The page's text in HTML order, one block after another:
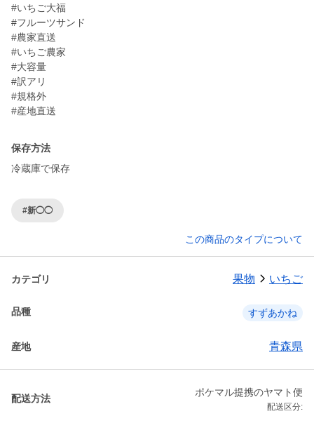
#いちご大福
#フルーツサンド
#農家直送
#いちご農家
#大容量
#訳アリ
#規格外
#産地直送
保存方法
冷蔵庫で保存
#新◯◯
この商品のタイプについて
カテゴリ 果物 いちご
品種 すずあかね
産地 青森県
配送方法
ポケマル提携のヤマト便
配送区分: